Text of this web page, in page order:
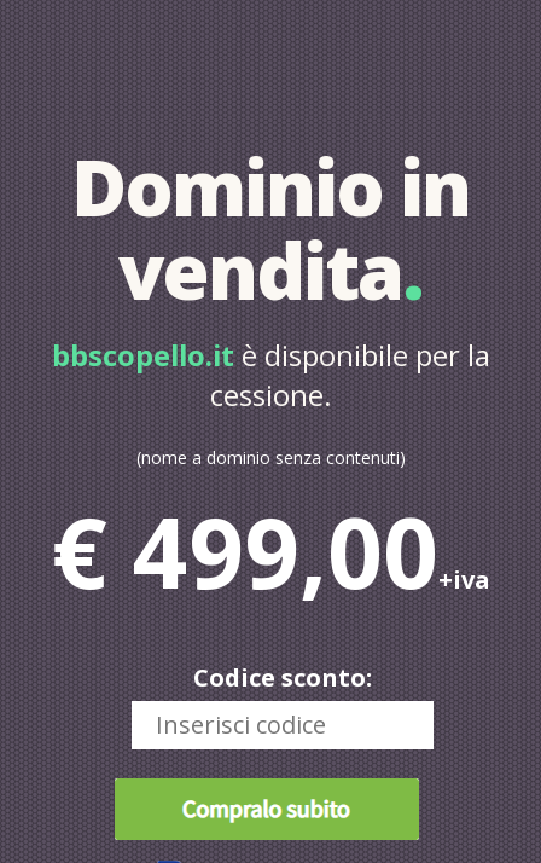
Dominio in
vendita.
bbscopello.itè disponibile per la
cessione.
(nome a dominio senza contenuti)
€ 499,00+iva
Codice sconto: